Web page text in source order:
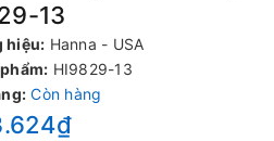
13
hiệu: Hanna - USA
HI9829-13
Còn hàng